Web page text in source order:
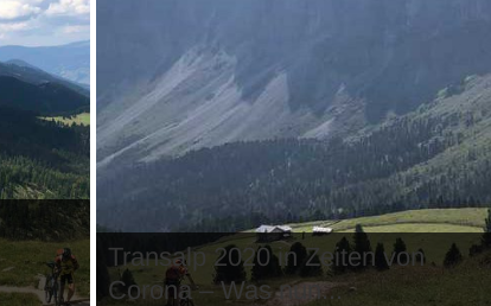
Transalp 2020 in Zeiten von
Corona – Was nun...